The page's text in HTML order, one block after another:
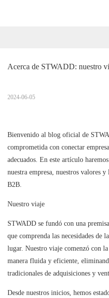
Acerca de STWADD: nuestro
2024-06-05
Bienvenido al blog oficial de
comprometida con conectar
adecuados. En este artículo
nuestra empresa, nuestros valores
B2B.
Nuestro viaje
STWADD se fundó con una
que comprenda las necesidades de
lugar. Nuestro viaje comenzó con
manera fluida y eficiente,
tradicionales de adquisiciones y
Desde nuestros inicios, hemos